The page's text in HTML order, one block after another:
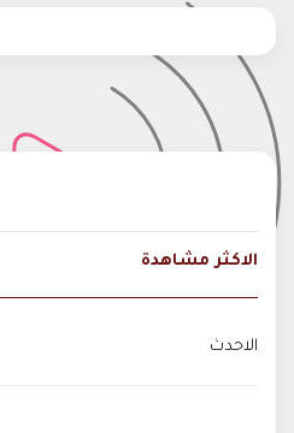
الاكثر مشاهدة
الاحدث